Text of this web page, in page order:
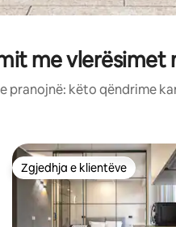
me vlerësimet
pranojnë: këto qëndrime
Zgjedhja e klientëve
Zgjedhja e klientëve